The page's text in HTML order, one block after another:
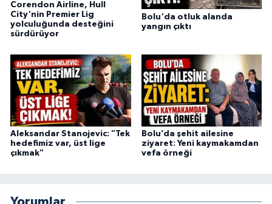
Corendon Airline, Hull
City'nin Premier Lig
yolculuğunda desteğini
sürdürüyor
Bolu'da otluk alanda
yangın çıktı
Aleksandar Stanojevic: "Tek
hedefimiz var, üst lige
çıkmak"
Bolu’da şehit ailesine
ziyaret: Yeni kaymakamdan
vefa örneği